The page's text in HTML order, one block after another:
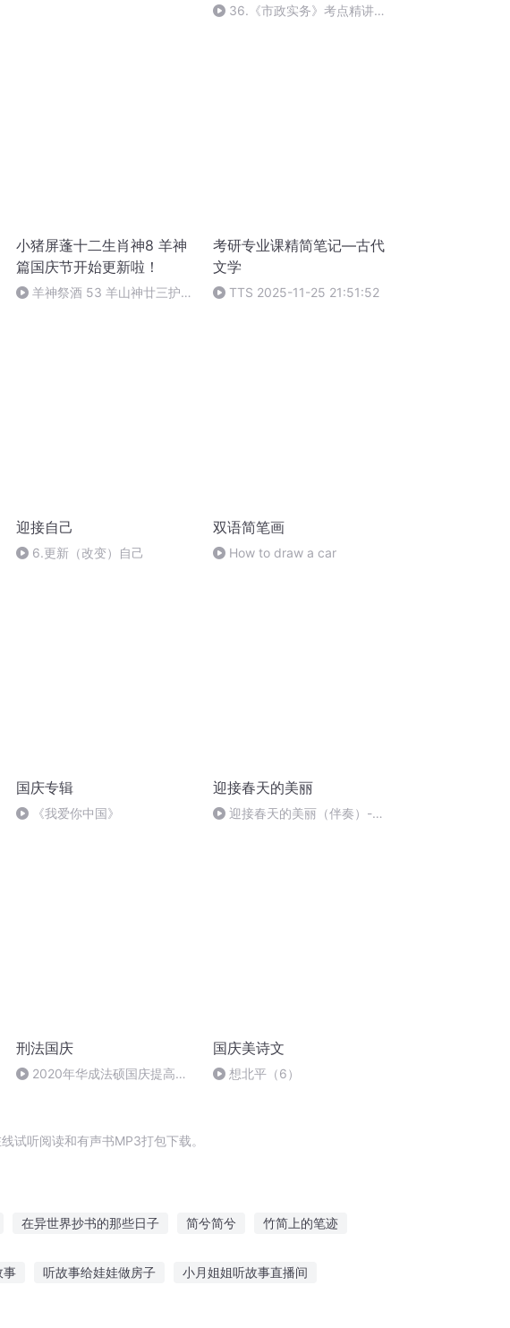
36.《市政实务》考点精讲第
小猪屏蓬十二生肖神8 羊神
篇国庆节开始更新啦！
羊神祭酒 53 羊山神廿三护祭
考研专业课精简笔记—古代
文学
TTS 2025-11-25 21:51:52
迎接自己
6.更新（改变）自己
双语简笔画
How to draw a car
国庆专辑
《我爱你中国》
迎接春天的美丽
迎接春天的美丽（伴奏）-张
刑法国庆
2020年华成法硕国庆提高班
国庆美诗文
想北平（6）
试听阅读和有声书MP3打包下载。
在异世界抄书的那些日子 简兮简兮 竹简上的笔迹
事 听故事给娃娃做房子 小月姐姐听故事直播间